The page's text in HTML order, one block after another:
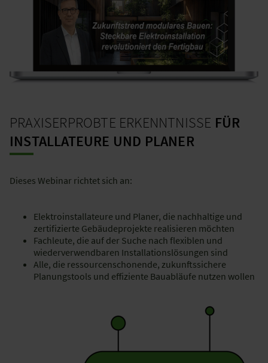
PRAXISERPROBTE ERKENNTNISSE FÜR
INSTALLATEURE UND PLANER
Dieses Webinar richtet sich an:
Elektroinstallateure und Planer, die nachhaltige und
zertifizierte Gebäudeprojekte realisieren möchten
Fachleute, die auf der Suche nach flexiblen und
wiederverwendbaren Installationslösungen sind
Alle, die ressourcenschonende, zukunftssichere
Planungstools und effiziente Bauabläufe nutzen wollen